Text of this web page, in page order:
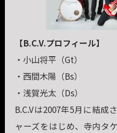
【B.C.V.プロフィール】
・小山将平（Gt）
・西間木陽（Bs）
・浅賀光太（Ds）
B.C.Vは2007年5月に結成
ャーズをはじめ、 寺内タ